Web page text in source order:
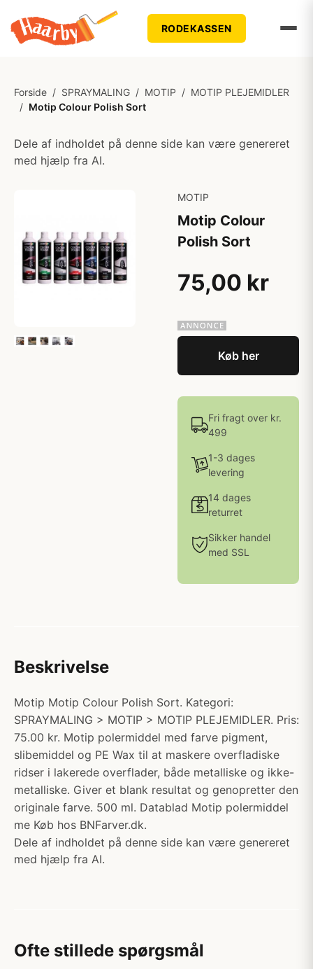
RODEKASSEN
Forside / SPRAYMALING / MOTIP / MOTIP PLEJEMIDLER
/ Motip Colour Polish Sort
Dele af indholdet på denne side kan være genereret
med hjælp fra AI.
MOTIP
Motip Colour
Polish Sort
75,00 kr
Køb her
Fri fragt over kr.
499
1-3 dages
levering
14 dages
returret
Sikker handel
med SSL
Beskrivelse
Motip Motip Colour Polish Sort. Kategori:
SPRAYMALING > MOTIP > MOTIP PLEJEMIDLER. Pris:
75.00 kr. Motip polermiddel med farve pigment,
slibemiddel og PE Wax til at maskere overfladiske
ridser i lakerede overflader, både metalliske og ikke-
metalliske. Giver et blank resultat og genopretter den
originale farve. 500 ml. Datablad Motip polermiddel
me Køb hos BNFarver.dk.
Dele af indholdet på denne side kan være genereret
med hjælp fra AI.
Ofte stillede spørgsmål